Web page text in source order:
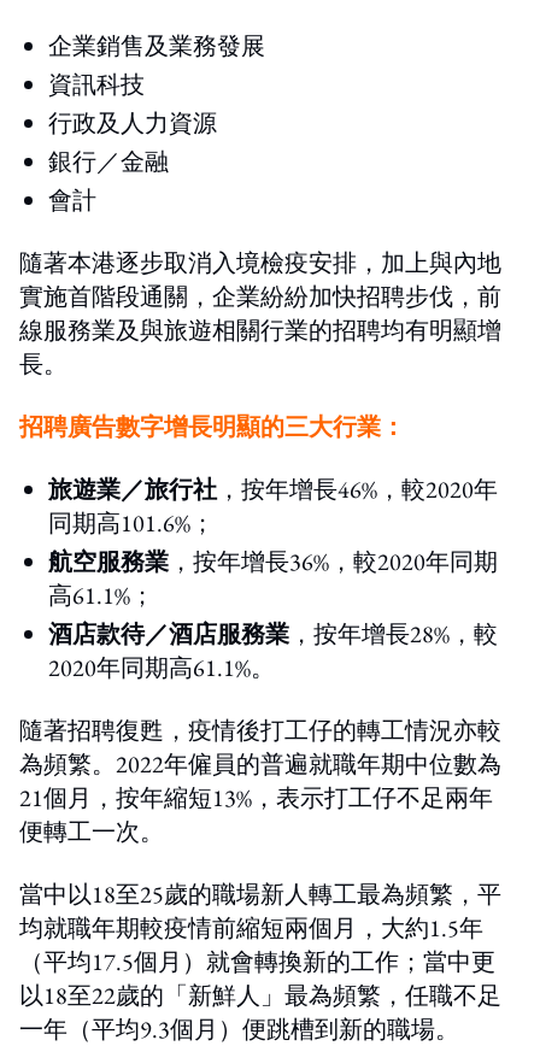
企業銷售及業務發展
資訊科技
行政及人力資源
銀行／金融
會計
隨著本港逐步取消入境檢疫安排，加上與內地
實施首階段通關，企業紛紛加快招聘步伐，前
線服務業及與旅遊相關行業的招聘均有明顯增
長。
招聘廣告數字增長明顯的三大行業：
旅遊業／旅行社 ，按年增長46%，較2020年
同期高101.6%；
航空服務業 ，按年增長36%，較2020年同期
高61.1%；
酒店款待／酒店服務業 ，按年增長28%，較
2020年同期高61.1%。
隨著招聘復甦，疫情後打工仔的轉工情況亦較
為頻繁。2022年僱員的普遍就職年期中位數為
21個月，按年縮短13%，表示打工仔不足兩年
便轉工一次。
當中以18至25歲的職場新人轉工最為頻繁，平
均就職年期較疫情前縮短兩個月，大約1.5年
（平均17.5個月）就會轉換新的工作；當中更
以18至22歲的「新鮮人」最為頻繁，任職不足
一年（平均9.3個月）便跳槽到新的職場。